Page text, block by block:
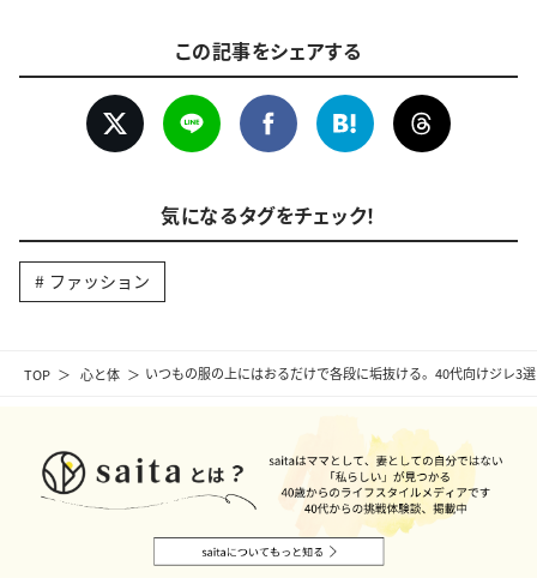
TOP 心と体 いつもの服の上にはおるだけで各段に垢抜ける。40代向けジレ3
この記事をシェアする
気になるタグをチェック！
ファッション